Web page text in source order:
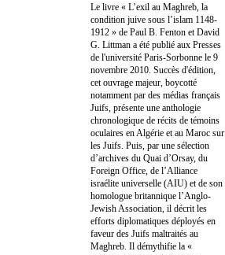
Le livre « L’exil au Maghreb, la
condition juive sous l’islam 1148-
1912 » de Paul B. Fenton et David
G. Littman a été publié aux Presses
de l'université Paris-Sorbonne le 9
novembre 2010. Succès d'édition,
cet ouvrage majeur, boycotté
notamment par des médias français
Juifs, présente une anthologie
chronologique de récits de témoins
oculaires en Algérie et au Maroc sur
les Juifs. Puis, par une sélection
d’archives du Quai d’Orsay, du
Foreign Office, de l’Alliance
israélite universelle (AIU) et de son
homologue britannique l’Anglo-
Jewish Association, il décrit les
efforts diplomatiques déployés en
faveur des Juifs maltraités au
Maghreb. Il démythifie la «